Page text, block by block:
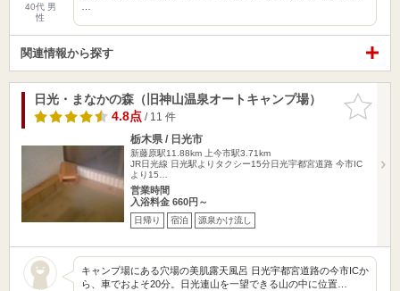
40代 男
性
関連情報から探す
お気に入
りに追加
日光・まなかの森（旧神山温泉オートキャンプ場）
4.8点/ 11 件
栃木県 / 日光市
新藤原駅11.88km
上今市駅3.71km
JR日光線 日光駅よりタクシー15分日光宇都宮道路 今市IC
より15…
営業時間
入浴料金 660円～
日帰り 宿泊 源泉かけ流し
キャンプ場にある穴場の美肌露天風呂 日光宇都宮道路の今市ICか
ら、車でおよそ20分。日光連山を一望できる山の中に位置…